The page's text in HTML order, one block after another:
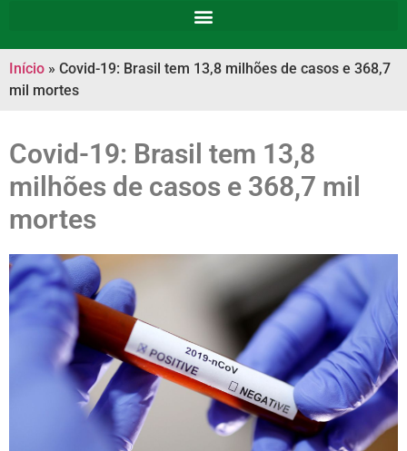
Início » Covid-19: Brasil tem 13,8 milhões de casos e 368,7
mil mortes
Covid-19: Brasil tem 13,8
milhões de casos e 368,7 mil
mortes